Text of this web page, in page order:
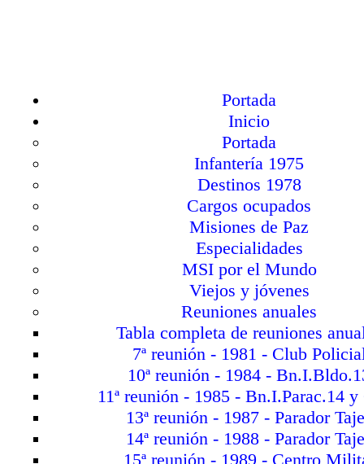
Portada
Inicio
Portada
Infantería 1975
Destinos 1978
Cargos ocupados
Misiones de Paz
Especialidades
MSI por el Mundo
Viejos y jóvenes
Reuniones anuales
Tabla completa de reuniones
7ª reunión - 1981 - Club
10ª reunión - 1984 -
11ª reunión - 1985 - Bn.I.Parac.14
13ª reunión - 1987 - Parador
14ª reunión - 1988 - Parador
15ª reunión - 1989 - Centro